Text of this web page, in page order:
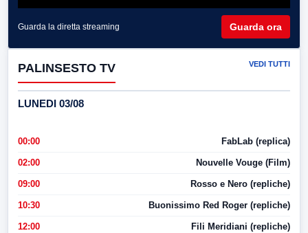
Guarda la diretta streaming Guarda ora
PALINSESTO TV VEDI TUTTI
LUNEDI 03/08
00:00 FabLab (replica)
02:00 Nouvelle Vouge (Film)
09:00 Rosso e Nero (repliche)
10:30 Buonissimo Red Roger (repliche)
12:00 Fili Meridiani (repliche)